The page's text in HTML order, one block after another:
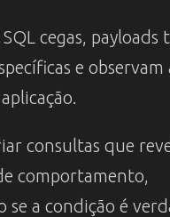
cegas, payloads
e observam
consultas que
comportamento,
se a condição é